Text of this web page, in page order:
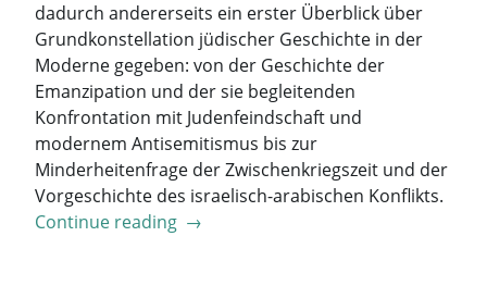
dadurch andererseits ein erster Überblick über
Grundkonstellation jüdischer Geschichte in der
Moderne gegeben: von der Geschichte der
Emanzipation und der sie begleitenden
Konfrontation mit Judenfeindschaft und
modernem Antisemitismus bis zur
Minderheitenfrage der Zwischenkriegszeit und der
Vorgeschichte des israelisch-arabischen Konflikts.
Continue reading „Jüdische
→